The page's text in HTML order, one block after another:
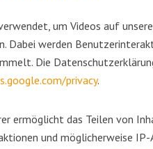
um Videos auf
Dabei werden
Die
privacy.
ermöglicht das Teilen von
und möglicherweise IP-